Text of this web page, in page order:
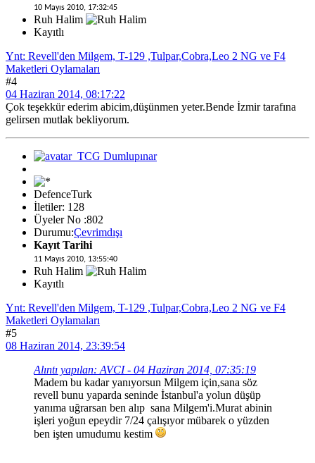
10 Mayıs 2010, 17:32:45
Ruh Halim
Kayıtlı
Ynt: Revell'den Milgem, T-129 ,Tulpar,Cobra,Leo 2 NG ve F4
Maketleri Oylamaları
#4
04 Haziran 2014, 08:17:22
Çok teşekkür ederim abicim,düşünmen yeter.Bende İzmir tarafına
gelirsen mutlak bekliyorum.
DefenceTurk
İletiler: 128
Üyeler No :802
Durumu:Çevrimdışı
Kayıt Tarihi
11 Mayıs 2010, 13:55:40
Ruh Halim
Kayıtlı
Ynt: Revell'den Milgem, T-129 ,Tulpar,Cobra,Leo 2 NG ve F4
Maketleri Oylamaları
#5
08 Haziran 2014, 23:39:54
Alıntı yapılan: AVCI - 04 Haziran 2014, 07:35:19
Madem bu kadar yanıyorsun Milgem için,sana söz
revell bunu yaparda seninde İstanbul'a yolun düşüp
yanıma uğrarsan ben alıp sana Milgem'i.Murat abinin
işleri yoğun epeydir 7/24 çalışıyor mübarek o yüzden
ben işten umudumu kestim